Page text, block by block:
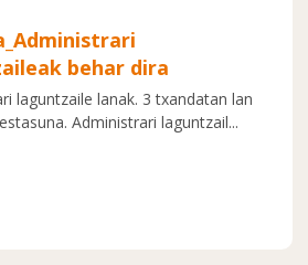
behar dira
laguntzaile lanak. 3 txandatan lan
Administrari laguntzail...